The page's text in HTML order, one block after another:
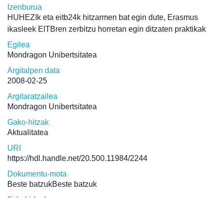
Izenburua
HUHEZIk eta eitb24k hitzarmen bat egin dute, Erasmus
ikasleek EITBren zerbitzu horretan egin ditzaten praktikak
Egilea
Mondragon Unibertsitatea
Argitalpen data
2008-02-25
Argitaratzailea
Mondragon Unibertsitatea
Gako-hitzak
Aktualitatea
URI
https://hdl.handle.net/20.500.11984/2244
Dokumentu-mota
Beste batzukBeste batzuk